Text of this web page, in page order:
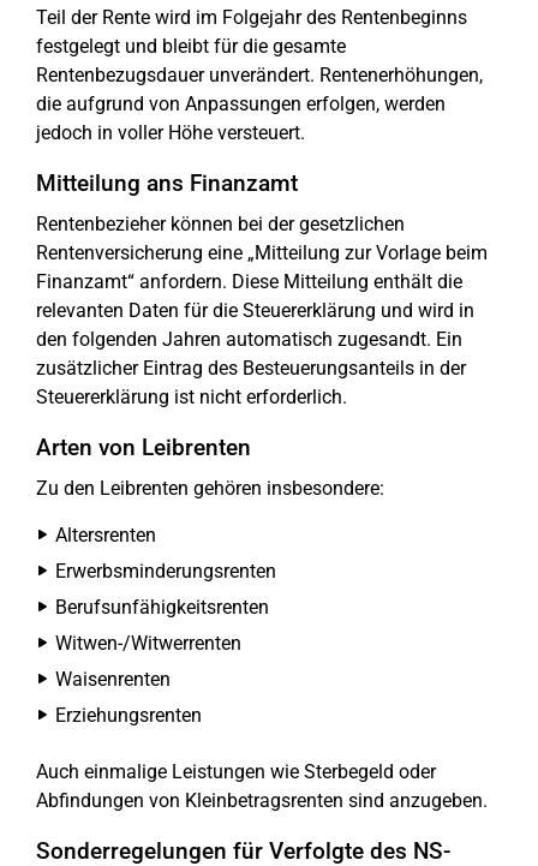
Teil der Rente wird im Folgejahr des Rentenbeginns
festgelegt und bleibt für die gesamte
Rentenbezugsdauer unverändert. Rentenerhöhungen,
die aufgrund von Anpassungen erfolgen, werden
jedoch in voller Höhe versteuert.
Mitteilung ans Finanzamt
Rentenbezieher können bei der gesetzlichen
Rentenversicherung eine „Mitteilung zur Vorlage beim
Finanzamt“ anfordern. Diese Mitteilung enthält die
relevanten Daten für die Steuererklärung und wird in
den folgenden Jahren automatisch zugesandt. Ein
zusätzlicher Eintrag des Besteuerungsanteils in der
Steuererklärung ist nicht erforderlich.
Arten von Leibrenten
Zu den Leibrenten gehören insbesondere:
Altersrenten
Erwerbsminderungsrenten
Berufsunfähigkeitsrenten
Witwen-/Witwerrenten
Waisenrenten
Erziehungsrenten
Auch einmalige Leistungen wie Sterbegeld oder
Abfindungen von Kleinbetragsrenten sind anzugeben.
Sonderregelungen für Verfolgte des NS-